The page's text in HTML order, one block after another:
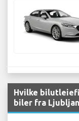
Hvilke
biler fra